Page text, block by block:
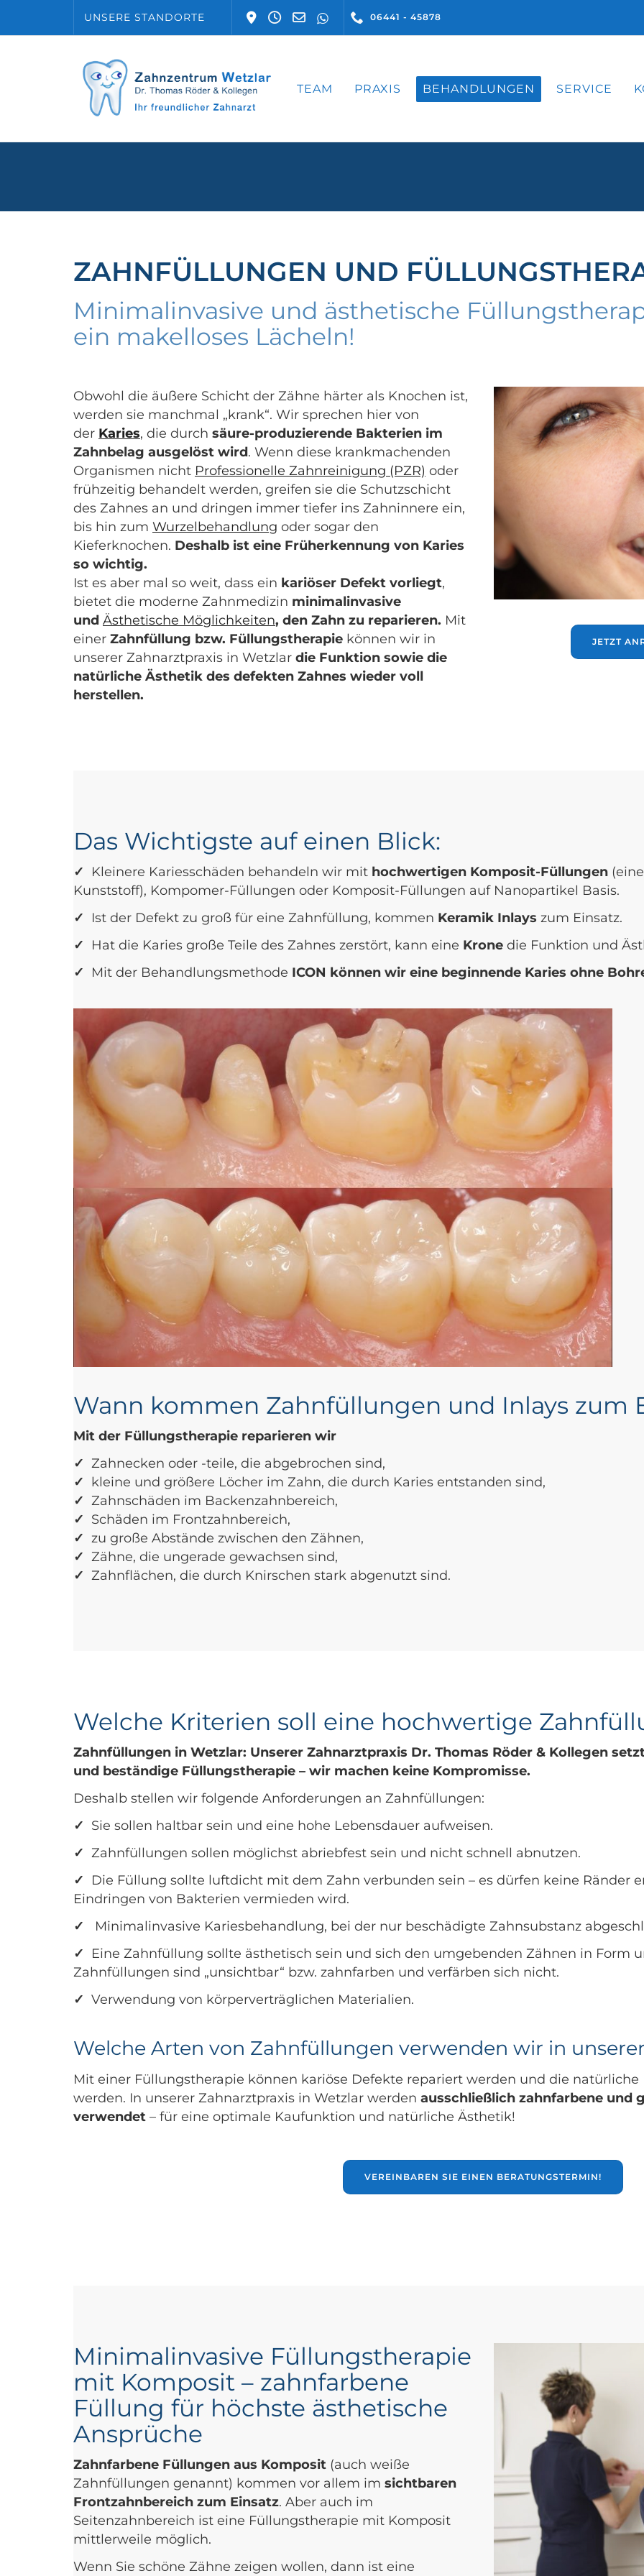
UNSERE STANDORTE 06441 - 45878
TEAM PRAXIS BEHANDLUNGEN SERVICE
ZAHNFÜLLUNGEN UND
Minimalinvasive und ästhetische
ein makelloses Lächeln!
Obwohl die äußere Schicht der Zähne härter als Knochen ist,
werden sie manchmal „krank“. Wir sprechen hier von
der Karies, die durch säure-produzierende Bakterien im
Zahnbelag ausgelöst wird. Wenn diese krankmachenden
Organismen nicht Professionelle Zahnreinigung (PZR) oder
frühzeitig behandelt werden, greifen sie die Schutzschicht
des Zahnes an und dringen immer tiefer ins Zahninnere ein,
bis hin zum Wurzelbehandlung oder sogar den
Kieferknochen. Deshalb ist eine Früherkennung von Karies
so wichtig.
Ist es aber mal so weit, dass ein kariöser Defekt vorliegt,
bietet die moderne Zahnmedizin minimalinvasive
und Ästhetische Möglichkeiten, den Zahn zu reparieren. Mit
einer Zahnfüllung bzw. Füllungstherapie können wir in
unserer Zahnarztpraxis in Wetzlar die Funktion sowie die
natürliche Ästhetik des defekten Zahnes wieder voll
herstellen.
JETZT
Das Wichtigste auf einen Blick:
✓ Kleinere Kariesschäden behandeln wir mit hochwertigen Komposit-Füllungen
Kunststoff), Kompomer-Füllungen oder Komposit-Füllungen auf Nanopartikel Basis.
✓ Ist der Defekt zu groß für eine Zahnfüllung, kommen Keramik Inlays zum Einsatz.
✓ Hat die Karies große Teile des Zahnes zerstört, kann eine Krone die Funktion und
✓ Mit der Behandlungsmethode ICON können wir eine beginnende Karies ohne
Wann kommen Zahnfüllungen und Inlays zum
Mit der Füllungstherapie reparieren wir
✓ Zahnecken oder -teile, die abgebrochen sind,
✓ kleine und größere Löcher im Zahn, die durch Karies entstanden sind,
✓ Zahnschäden im Backenzahnbereich,
✓ Schäden im Frontzahnbereich,
✓ zu große Abstände zwischen den Zähnen,
✓ Zähne, die ungerade gewachsen sind,
✓ Zahnflächen, die durch Knirschen stark abgenutzt sind.
Welche Kriterien soll eine hochwertige
Zahnfüllungen in Wetzlar: Unserer Zahnarztpraxis Dr. Thomas Röder & Kollegen
und beständige Füllungstherapie – wir machen keine Kompromisse.
Deshalb stellen wir folgende Anforderungen an Zahnfüllungen:
✓ Sie sollen haltbar sein und eine hohe Lebensdauer aufweisen.
✓ Zahnfüllungen sollen möglichst abriebfest sein und nicht schnell abnutzen.
✓ Die Füllung sollte luftdicht mit dem Zahn verbunden sein – es dürfen keine Ränder
Eindringen von Bakterien vermieden wird.
✓
Minimalinvasive Kariesbehandlung, bei der nur beschädigte Zahnsubstanz
✓ Eine Zahnfüllung sollte ästhetisch sein und sich den umgebenden Zähnen in Form
Zahnfüllungen sind „unsichtbar“ bzw. zahnfarben und verfärben sich nicht.
✓ Verwendung von körperverträglichen Materialien.
Welche Arten von Zahnfüllungen verwenden wir in
Mit einer Füllungstherapie können kariöse Defekte repariert werden und die
werden. In unserer Zahnarztpraxis in Wetzlar werden ausschließlich zahnfarbene und
verwendet – für eine optimale Kaufunktion und natürliche Ästhetik!
VEREINBAREN SIE EINEN BERATUNGSTERMIN!
Minimalinvasive Füllungstherapie
mit Komposit – zahnfarbene
Füllung für höchste ästhetische
Ansprüche
Zahnfarbene Füllungen aus Komposit (auch weiße
Zahnfüllungen genannt) kommen vor allem im sichtbaren
Frontzahnbereich zum Einsatz. Aber auch im
Seitenzahnbereich ist eine Füllungstherapie mit Komposit
mittlerweile möglich.
Wenn Sie schöne Zähne zeigen wollen, dann ist eine